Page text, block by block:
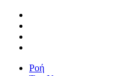
Ροή